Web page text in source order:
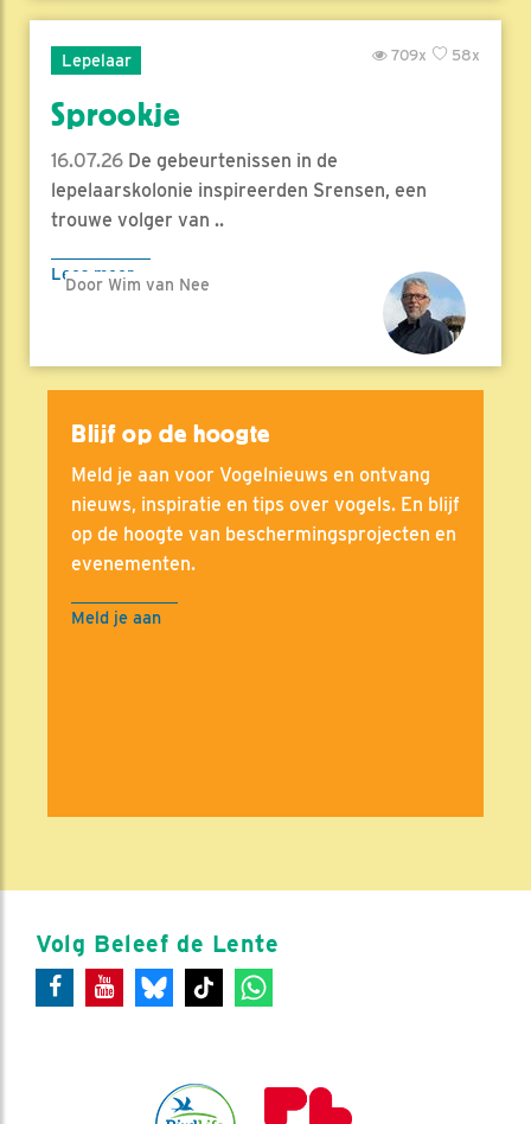
Lepelaar 58x
709x
Sprookje
16.07.26 De gebeurtenissen in de
lepelaarskolonie inspireerden Srensen, een
trouwe volger van ..
Lees meer
Door Wim van Nee
Blijf op de hoogte
Meld je aan voor Vogelnieuws en ontvang
nieuws, inspiratie en tips over vogels. En blijf
op de hoogte van beschermingsprojecten en
evenementen.
Meld je aan
Volg Beleef de Lente